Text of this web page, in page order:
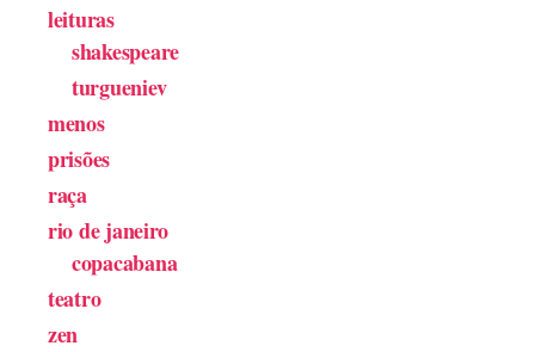
leituras
shakespeare
turgueniev
menos
prisões
raça
rio de janeiro
copacabana
teatro
zen